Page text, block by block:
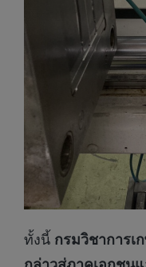
ทั้งนี้ กรมวิชาการเ